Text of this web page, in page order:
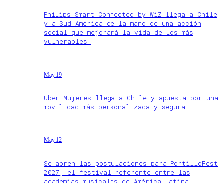
Philips Smart Connected by WiZ llega a Chile
y a Sud América de la mano de una acción
social que mejorará la vida de los más
vulnerables
May 19
Uber Mujeres llega a Chile y apuesta por una
movilidad más personalizada y segura
May 12
Se abren las postulaciones para PortilloFest
2027, el festival referente entre las